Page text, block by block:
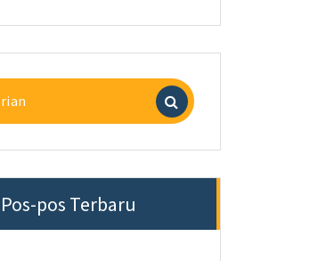
Pos-pos Terbaru